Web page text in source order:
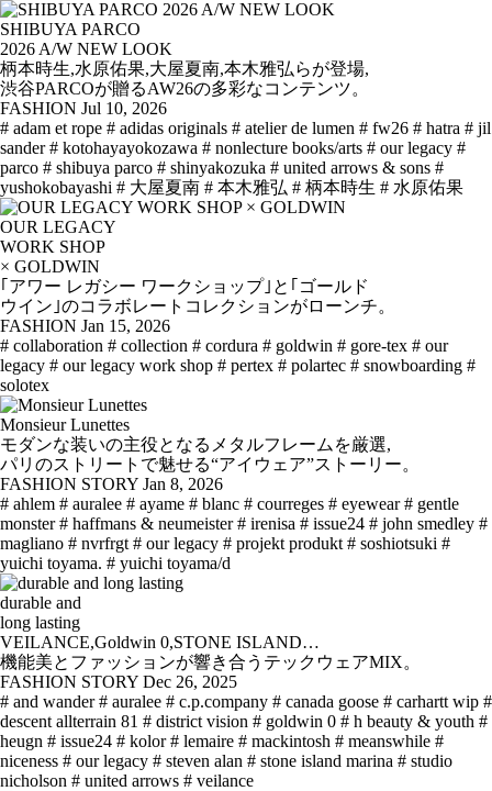
SHIBUYA PARCO
2026 A/W NEW LOOK
柄本時生,水原佑果,大屋夏南,本木雅弘らが登場,
渋谷PARCOが贈るAW26の多彩なコンテンツ。
FASHION Jul 10, 2026
# adam et rope # adidas originals # atelier de lumen # fw26 # hatra # jil
sander # kotohayayokozawa # nonlecture books/arts # our legacy #
parco # shibuya parco # shinyakozuka # united arrows & sons #
yushokobayashi # 大屋夏南 # 本木雅弘 # 柄本時生 # 水原佑果
OUR LEGACY
WORK SHOP
× GOLDWIN
｢アワー レガシー ワークショップ｣と｢ゴールド
ウイン｣のコラボレートコレクションがローンチ。
FASHION Jan 15, 2026
# collaboration # collection # cordura # goldwin # gore-tex # our
legacy # our legacy work shop # pertex # polartec # snowboarding #
solotex
Monsieur Lunettes
モダンな装いの主役となるメタルフレームを厳選,
パリのストリートで魅せる“アイウェア”ストーリー。
FASHION STORY Jan 8, 2026
# ahlem # auralee # ayame # blanc # courreges # eyewear # gentle
monster # haffmans & neumeister # irenisa # issue24 # john smedley #
magliano # nvrfrgt # our legacy # projekt produkt # soshiotsuki #
yuichi toyama. # yuichi toyama/d
durable and
long lasting
VEILANCE,Goldwin 0,STONE ISLAND…
機能美とファッションが響き合うテックウェアMIX。
FASHION STORY Dec 26, 2025
# and wander # auralee # c.p.company # canada goose # carhartt wip #
descent allterrain 81 # district vision # goldwin 0 # h beauty & youth #
heugn # issue24 # kolor # lemaire # mackintosh # meanswhile #
niceness # our legacy # steven alan # stone island marina # studio
nicholson # united arrows # veilance